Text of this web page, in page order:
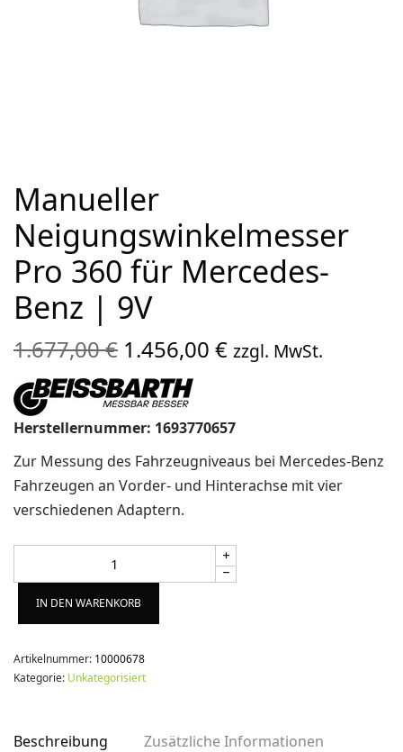
Manueller
Neigungswinkelmesser
Pro 360 für Mercedes-
Benz | 9V
1.677,00€ Ursprünglicher
Preis war:
1.677,00 €
1.456,00€Aktueller
Preis ist:
zzgl. MwSt.
Herstellernummer: 1693770657
Zur Messung des Fahrzeugniveaus bei Mercedes-Benz
Fahrzeugen an Vorder- und Hinterachse mit vier
verschiedenen Adaptern.
IN DEN WARENKORB
Artikelnummer: 10000678
Kategorie: Unkategorisiert
Beschreibung Zusätzliche Informationen